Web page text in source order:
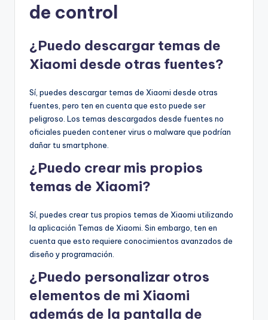
de control
¿Puedo descargar temas de
Xiaomi desde otras fuentes?
Sí, puedes descargar temas de Xiaomi desde otras
fuentes, pero ten en cuenta que esto puede ser
peligroso. Los temas descargados desde fuentes no
oficiales pueden contener virus o malware que podrían
dañar tu smartphone.
¿Puedo crear mis propios
temas de Xiaomi?
Sí, puedes crear tus propios temas de Xiaomi utilizando
la aplicación Temas de Xiaomi. Sin embargo, ten en
cuenta que esto requiere conocimientos avanzados de
diseño y programación.
¿Puedo personalizar otros
elementos de mi Xiaomi
además de la pantalla de